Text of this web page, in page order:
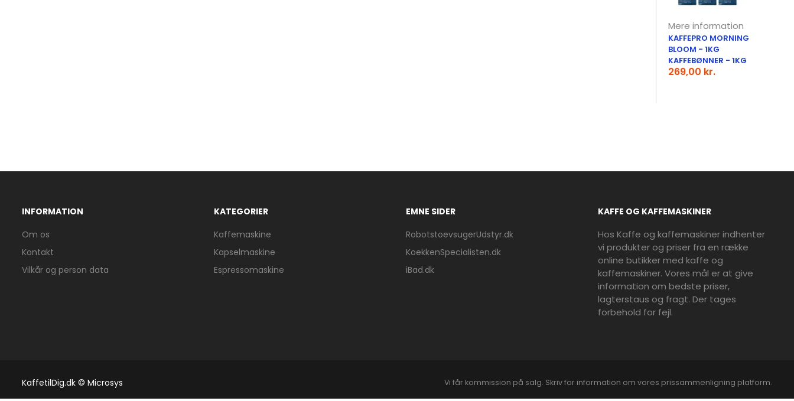
Mere information
KAFFEPRO MORNING
BLOOM - 1KG
KAFFEBØNNER - 1KG
269,00 kr.
INFORMATION
Om os
Kontakt
Vilkår og person data
KATEGORIER
Kaffemaskine
Kapselmaskine
Espressomaskine
EMNE SIDER
RobotstoevsugerUdstyr.dk
KoekkenSpecialisten.dk
iBad.dk
KAFFE OG KAFFEMASKINER
Hos Kaffe og kaffemaskiner indhenter
vi produkter og priser fra en række
online butikker med kaffe og
kaffemaskiner. Vores mål er at give
information om bedste priser,
lagterstaus og fragt. Der tages
forbehold for fejl.
KaffetilDig.dk © Microsys Vi får kommission på salg. Skriv for information om vores prissammenligning platform.